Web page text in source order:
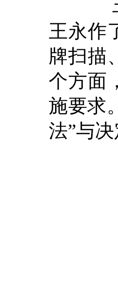
王永作
牌扫描
个方面
施要求
法”与